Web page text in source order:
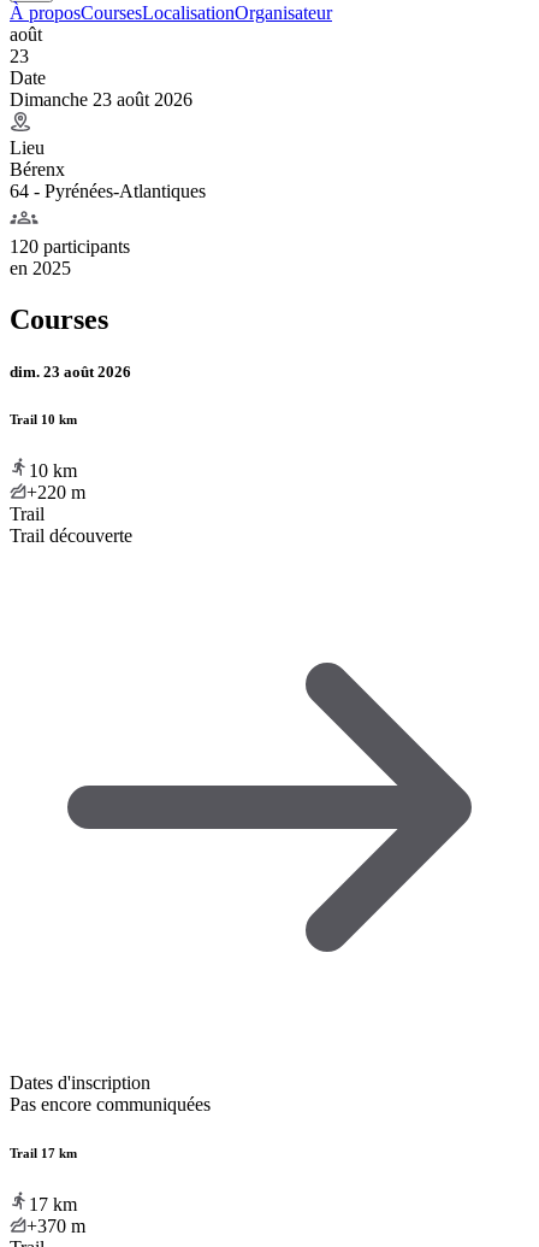
À proposCoursesLocalisationOrganisateur
août
23
Date
Dimanche 23 août 2026
Lieu
Bérenx
64 - Pyrénées-Atlantiques
120 participants
en 2025
Courses
dim. 23 août 2026
Trail 10 km
10 km
+220 m
Trail
Trail découverte
Dates d'inscription
Pas encore communiquées
Trail 17 km
17 km
+370 m